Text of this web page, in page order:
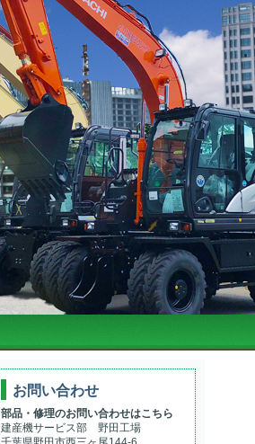
お問い合わせ
部品・修理のお問い合わせはこちら
建産機サービス部 野田工場